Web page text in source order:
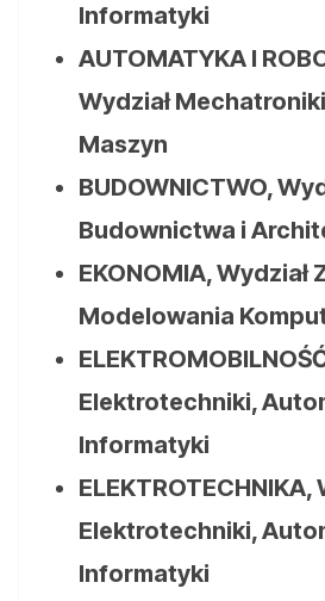
Informatyki
AUTOMATYKA I
Wydział
Maszyn
BUDOWNICTWO,
Budownictwa i
EKONOMIA, Wydział
Modelowania
Elektrotechniki,
Informatyki
ELEKTROTECHNIKA,
Elektrotechniki,
Informatyki